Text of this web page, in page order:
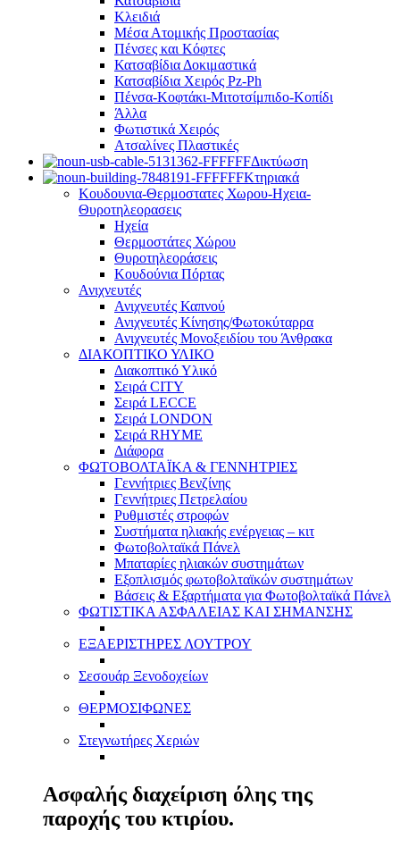
Κλειδιά
Μέσα Ατομικής Προστασίας
Πένσες και Κόφτες
Κατσαβίδια Δοκιμαστικά
Κατσαβίδια Χειρός Pz-Ph
Πένσα-Κοφτάκι-Μιτοτσίμπιδο-Κοπίδι
Άλλα
Φωτιστικά Χειρός
Ατσαλίνες Πλαστικές
Δικτύωση
Κτηριακά
Κουδουνια-Θερμοστατες Χωρου-Ηχεια-
Θυροτηλεορασεις
Ηχεία
Θερμοστάτες Χώρου
Θυροτηλεοράσεις
Κουδούνια Πόρτας
Ανιχνευτές
Ανιχνευτές Καπνού
Ανιχνευτές Κίνησης/Φωτοκύταρρα
Ανιχνευτές Μονοξειδίου του Άνθρακα
ΔΙΑΚΟΠΤΙΚΟ ΥΛΙΚΟ
Διακοπτικό Υλικό
Σειρά CITY
Σειρά LECCE
Σειρά LONDON
Σειρά RHYME
Διάφορα
ΦΩΤΟΒΟΛΤΑΪΚΑ & ΓΕΝΝΗΤΡΙΕΣ
Γεννήτριες Βενζίνης
Γεννήτριες Πετρελαίου
Ρυθμιστές στροφών
Συστήματα ηλιακής ενέργειας – κιτ
Φωτοβολταϊκά Πάνελ
Μπαταρίες ηλιακών συστημάτων
Εξοπλισμός φωτοβολταϊκών συστημάτων
Βάσεις & Εξαρτήματα για Φωτοβολταϊκά Πάνελ
ΦΩΤΙΣΤΙΚΑ ΑΣΦΑΛΕΙΑΣ ΚΑΙ ΣΗΜΑΝΣΗΣ
ΕΞΑΕΡΙΣΤΗΡΕΣ ΛΟΥΤΡΟΥ
Σεσουάρ Ξενοδοχείων
ΘΕΡΜΟΣΙΦΩΝΕΣ
Στεγνωτήρες Χεριών
Ασφαλής διαχείριση όλης της
παροχής του κτιρίου.